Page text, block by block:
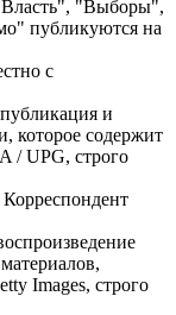
"Выборы",
публикуются на
с
и
которое содержит
/ UPG, строго
Images, строго